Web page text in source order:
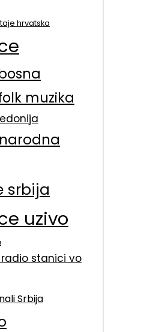
hrvatska
muzika
srbija
uzivo
radio stanici vo
Srbija